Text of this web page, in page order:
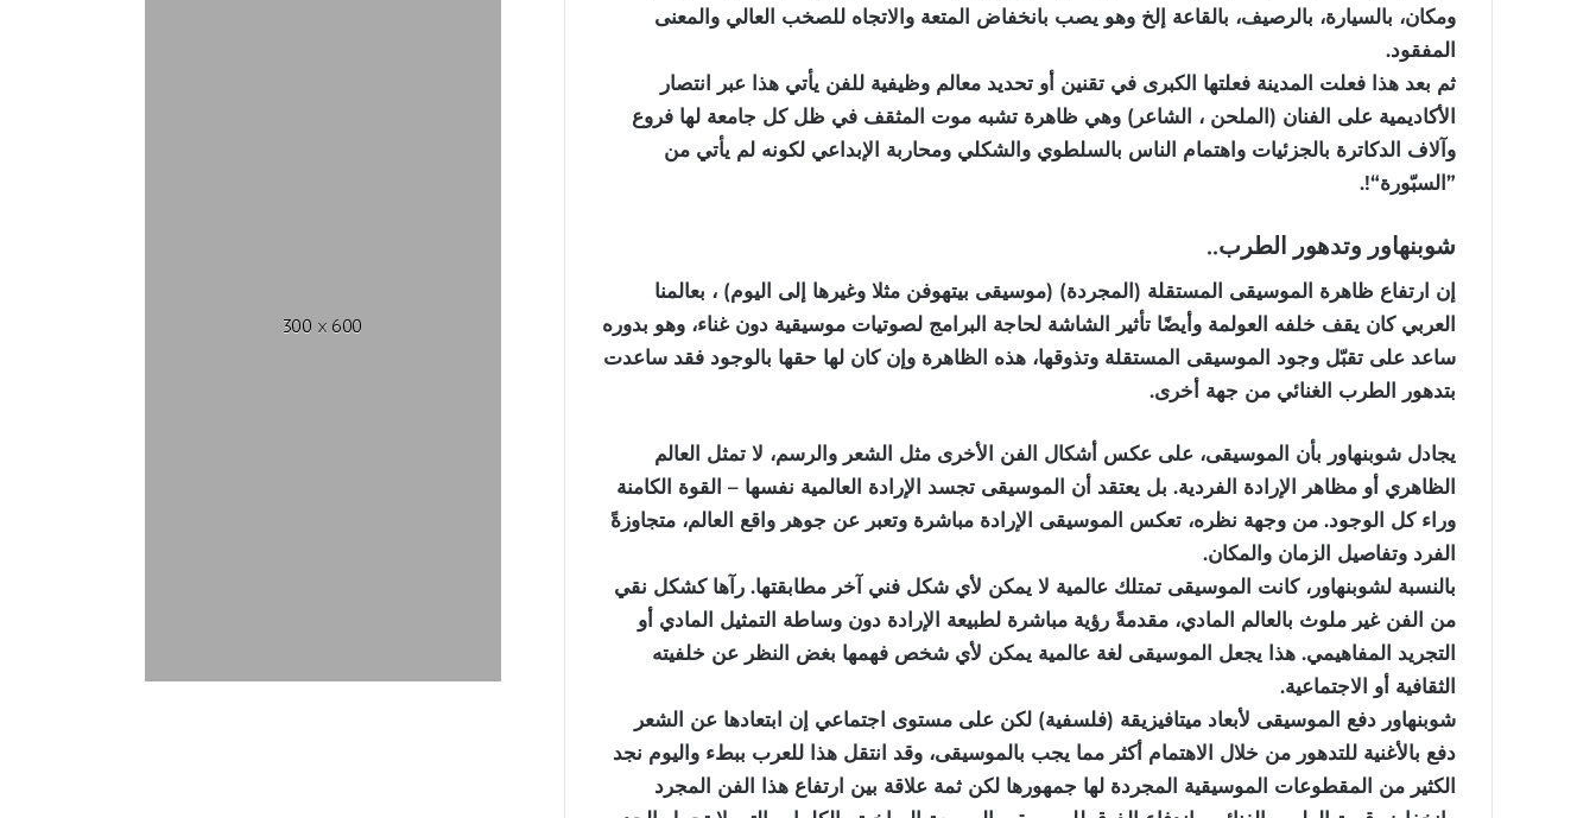
ومكان، بالسيارة، بالرصيف، بالقاعة إلخ وهو يصب بانخفاض المتعة والاتجاه للصخب العالي والمعنى
المفقود.
ثم بعد هذا فعلت المدينة فعلتها الكبرى في تقنين أو تحديد معالم وظيفية للفن يأتي هذا عبر انتصار
الأكاديمية على الفنان (الملحن ، الشاعر) وهي ظاهرة تشبه موت المثقف في ظل كل جامعة لها فروع
وآلاف الدكاترة بالجزئيات واهتمام الناس بالسلطوي والشكلي ومحاربة الإبداعي لكونه لم يأتي من
”السبّورة“!.
شوبنهاور وتدهور الطرب..
إن ارتفاع ظاهرة الموسيقى المستقلة (المجردة) (موسيقى بيتهوفن مثلا وغيرها إلى اليوم) ، بعالمنا
العربي كان يقف خلفه العولمة وأيضًا تأثير الشاشة لحاجة البرامج لصوتيات موسيقية دون غناء، وهو بدوره
ساعد على تقبّل وجود الموسيقى المستقلة وتذوقها، هذه الظاهرة وإن كان لها حقها بالوجود فقد ساعدت
بتدهور الطرب الغنائي من جهة أخرى.
يجادل شوبنهاور بأن الموسيقى، على عكس أشكال الفن الأخرى مثل الشعر والرسم، لا تمثل العالم
الظاهري أو مظاهر الإرادة الفردية. بل يعتقد أن الموسيقى تجسد الإرادة العالمية نفسها – القوة الكامنة
وراء كل الوجود. من وجهة نظره، تعكس الموسيقى الإرادة مباشرة وتعبر عن جوهر واقع العالم، متجاوزةً
الفرد وتفاصيل الزمان والمكان.
بالنسبة لشوبنهاور، كانت الموسيقى تمتلك عالمية لا يمكن لأي شكل فني آخر مطابقتها. رآها كشكل نقي
من الفن غير ملوث بالعالم المادي، مقدمةً رؤية مباشرة لطبيعة الإرادة دون وساطة التمثيل المادي أو
التجريد المفاهيمي. هذا يجعل الموسيقى لغة عالمية يمكن لأي شخص فهمها بغض النظر عن خلفيته
الثقافية أو الاجتماعية.
شوبنهاور دفع الموسيقى لأبعاد ميتافيزيقة (فلسفية) لكن على مستوى اجتماعي إن ابتعادها عن الشعر
دفع بالأغنية للتدهور من خلال الاهتمام أكثر مما يجب بالموسيقى، وقد انتقل هذا للعرب ببطء واليوم نجد
الكثير من المقطوعات الموسيقية المجردة لها جمهورها لكن ثمة علاقة بين ارتفاع هذا الفن المجرد